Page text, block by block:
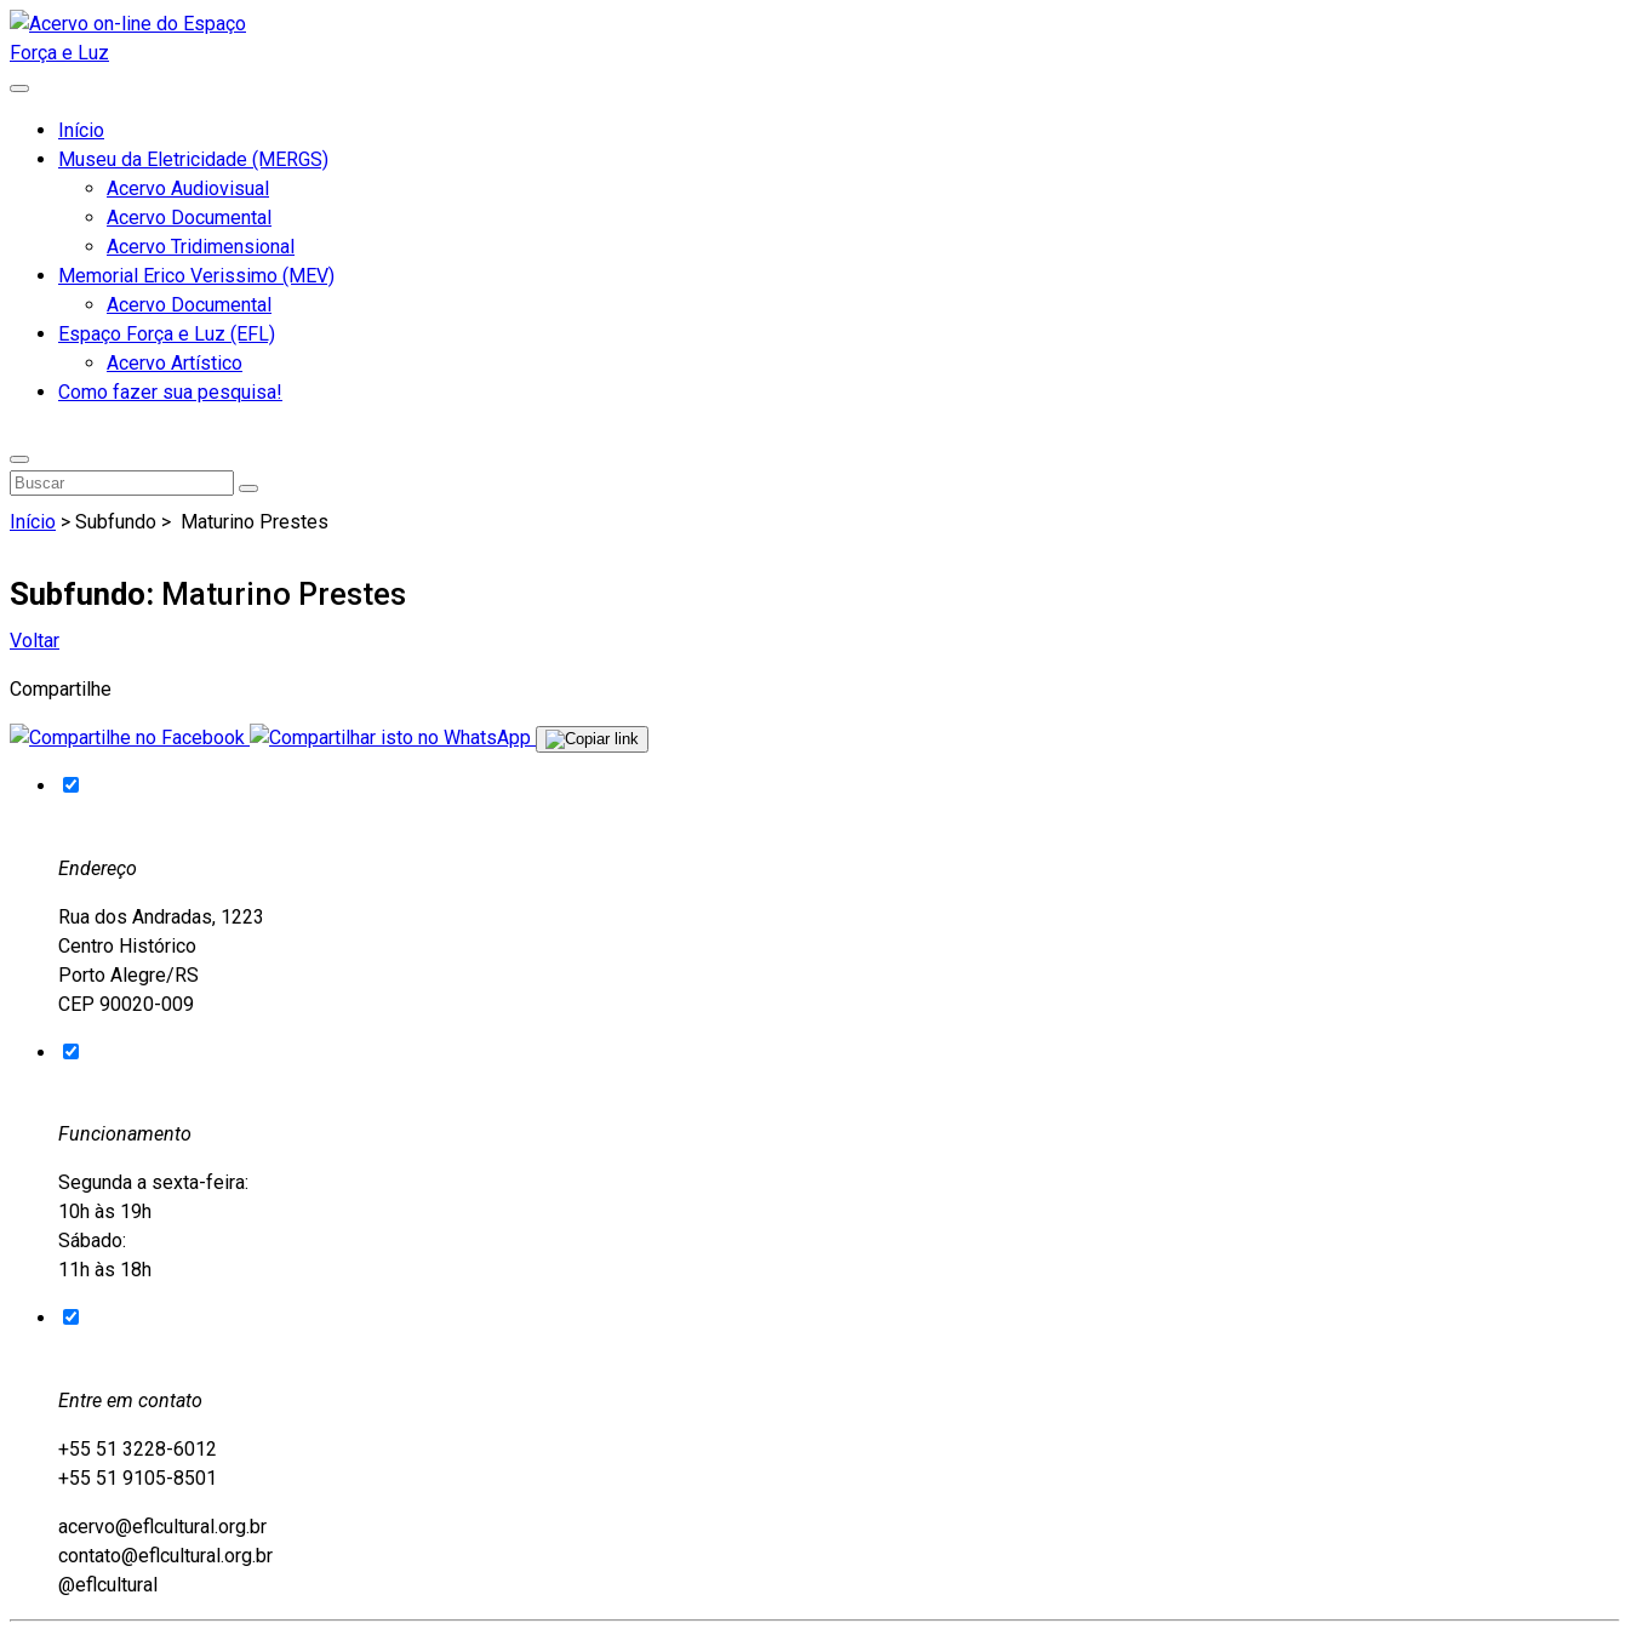
Início
Museu da Eletricidade (MERGS)
Acervo Audiovisual
Acervo Documental
Acervo Tridimensional
Memorial Erico Verissimo (MEV)
Acervo Documental
Espaço Força e Luz (EFL)
Acervo Artístico
Como fazer sua pesquisa!
Início > Subfundo > Maturino Prestes
Subfundo: Maturino Prestes
Voltar
Compartilhe
Endereço
Rua dos Andradas, 1223
Centro Histórico
Porto Alegre/RS
CEP 90020-009
Funcionamento
Segunda a sexta-feira:
10h às 19h
Sábado:
11h às 18h
Entre em contato
+55 51 3228-6012
+55 51 9105-8501
acervo@eflcultural.org.br
contato@eflcultural.org.br
@eflcultural